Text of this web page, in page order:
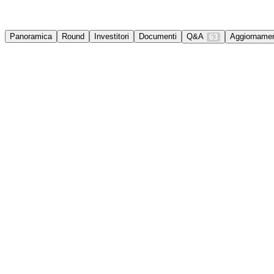
Panoramica Round Investitori Documenti Q&A 63